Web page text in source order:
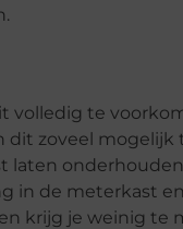
volledig te
dit zoveel
laten
in de meterkast
krijg je weinig te